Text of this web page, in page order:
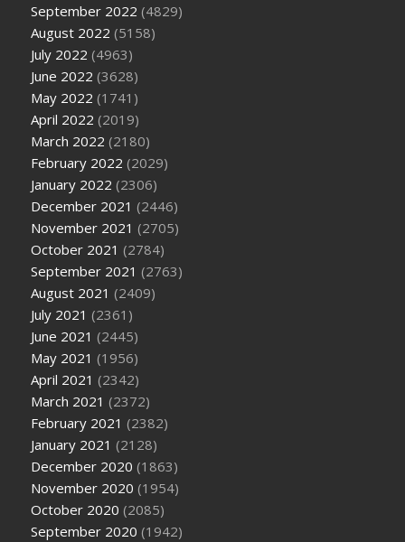
September 2022 (4829)
August 2022 (5158)
July 2022 (4963)
June 2022 (3628)
May 2022 (1741)
April 2022 (2019)
March 2022 (2180)
February 2022 (2029)
January 2022 (2306)
December 2021 (2446)
November 2021 (2705)
October 2021 (2784)
September 2021 (2763)
August 2021 (2409)
July 2021 (2361)
June 2021 (2445)
May 2021 (1956)
April 2021 (2342)
March 2021 (2372)
February 2021 (2382)
January 2021 (2128)
December 2020 (1863)
November 2020 (1954)
October 2020 (2085)
September 2020 (1942)